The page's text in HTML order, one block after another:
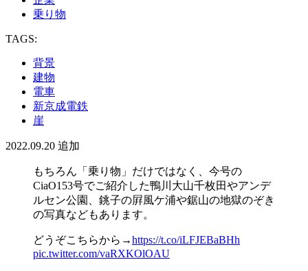
乗り物
TAGS:
背景
建物
電車
新京成電鉄
崖
2022.09.20 追加
もちろん「乗り物」だけではなく、今号の
CiaO153号でご紹介した鴨川大山千枚田やアンデ
ルセン公園、銚子の屛風ケ浦や鋸山の地獄のぞき
の写真などもあります。
どうぞこちらから→https://t.co/iLFJEBaBHh
pic.twitter.com/vaRXKOlOAU